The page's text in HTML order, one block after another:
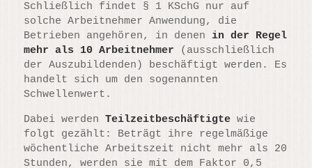
Schließlich findet § 1 KSchG nur auf
solche Arbeitnehmer Anwendung, die
Betrieben angehören, in denenin der Regel
mehr als 10 Arbeitnehmer (ausschließlich
der Auszubildenden) beschäftigt werden. Es
handelt sich um den sogenannten
Schwellenwert.
Dabei werdenTeilzeitbeschäftigte wie
folgt gezählt: Beträgt ihre regelmäßige
wöchentliche Arbeitszeit nicht mehr als 20
Stunden, werden sie mit dem Faktor 0,5